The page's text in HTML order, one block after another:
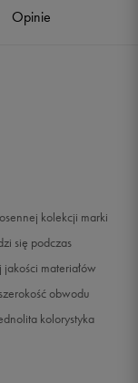
Opinie
kolekcji marki
się podczas
materiałów
obwodu
kolorystyka